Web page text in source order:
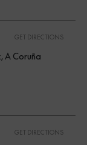
GET DIRECTIONS
A Coruña
GET DIRECTIONS